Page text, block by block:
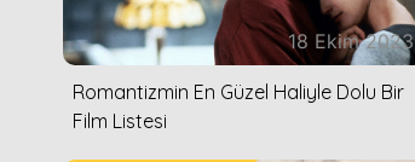
18 Ekim 2023
Romantizmin En Güzel Haliyle Dolu Bir
Film Listesi